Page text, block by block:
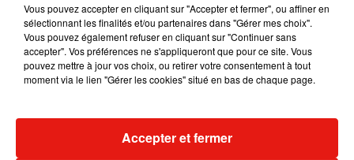
maître, sa meilleure amie est d’ailleurs unechiennedo
AllemandnomméeDaisy.
Musique
Vous pouvez accepter en cliquant sur "Accepter et fermer", ou affiner en
sélectionnant les finalités et/ou partenaires dans "Gérer mes choix".
Vous pouvez également refuser en cliquant sur "Continuer sans
accepter". Vos préférences ne s'appliqueront que pour ce site. Vous
pouvez mettre à jour vos choix, ou retirer votre consentement à tout
moment via le lien "Gérer les cookies" situé en bas de chaque page.
Accepter et fermer